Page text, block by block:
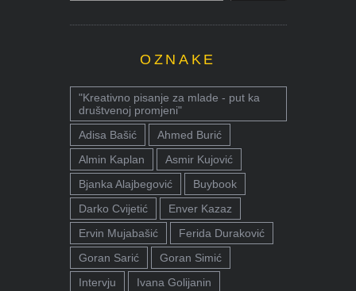
OZNAKE
"Kreativno pisanje za mlade - put ka
društvenoj promjeni"
Adisa Bašić
Ahmed Burić
Almin Kaplan
Asmir Kujović
Bjanka Alajbegović
Buybook
Darko Cvijetić
Enver Kazaz
Ervin Mujabašić
Ferida Duraković
Goran Sarić
Goran Simić
Intervju
Ivana Golijanin